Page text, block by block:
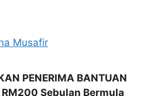
Musafir
PENERIMA BANTUAN
Sebulan Bermula